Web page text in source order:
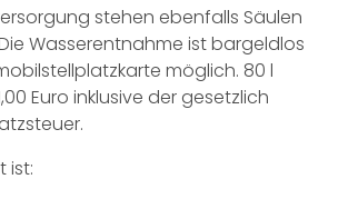
stehen ebenfalls Säulen
Wasserentnahme ist bargeldlos
möglich. 80 l
Euro inklusive der gesetzlich
ist: